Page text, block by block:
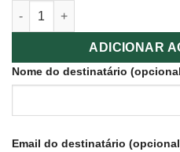
Depilação Tradicional - Cera |
ADICIONAR
Nome do destinatário
Email do destinatário